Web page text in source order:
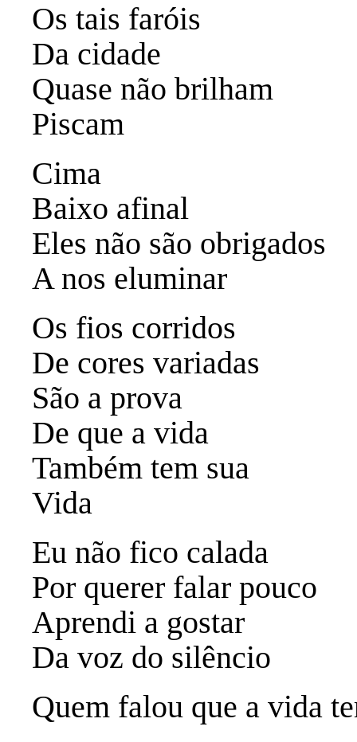
Os tais faróis
Da cidade
Quase não brilham
Piscam
Cima
Baixo afinal
Eles não são obrigados
A nos eluminar
Os fios corridos
De cores variadas
São a prova
De que a vida
Também tem sua
Vida
Eu não fico calada
Por querer falar pouco
Aprendi a gostar
Da voz do silêncio
Quem falou que a vida